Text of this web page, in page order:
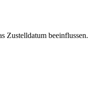
Zustelldatum beeinflussen.